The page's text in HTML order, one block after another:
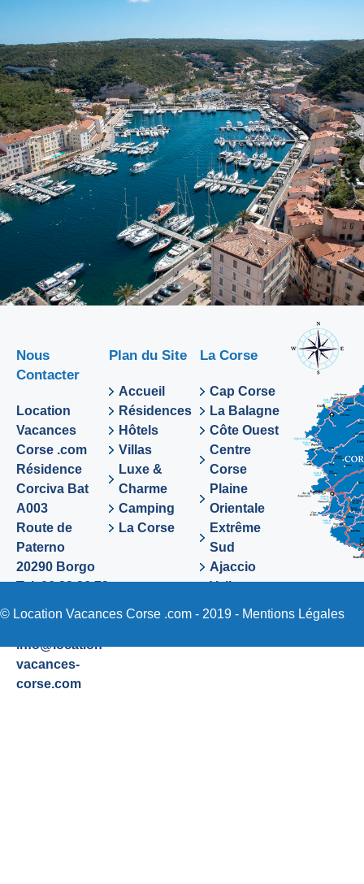
Nous
Contacter
Location
Vacances
Corse .com
Résidence
Corciva Bat
A003
Route de
Paterno
20290 Borgo
Tel. 06 89 36 72
info@location-
vacances-
corse.com
Plan du Site
Accueil
Résidences
Hôtels
Villas
Luxe &
Charme
Camping
La Corse
La Corse
Cap Corse
La Balagne
Côte Ouest
Centre
Corse
Plaine
Orientale
Extrême
Sud
Ajaccio
Valinco
Sartene
© Location Vacances Corse .com - 2019 - Mentions Légales